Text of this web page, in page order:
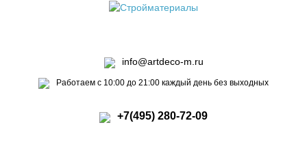
info@artdeco-m.ru
Работаем с 10:00 до 21:00 каждый день без выходных
+7(495) 280-72-09